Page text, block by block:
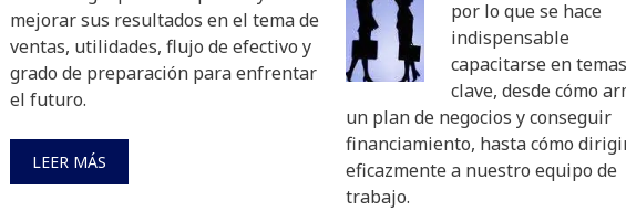
mejorar sus resultados en el tema de
ventas, utilidades, flujo de efectivo y
grado de preparación para enfrentar
el futuro.
LEER MÁS
por lo que se hace
indispensable
capacitarse en temas
clave, desde cómo
un plan de negocios y conseguir
financiamiento, hasta cómo
eficazmente a nuestro equipo de
trabajo.